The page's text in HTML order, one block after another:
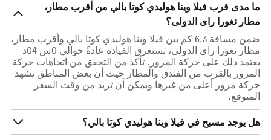
ما مدى قرب فيلا وينا هوليدي كوتا بالي من أقرب مطار،
مطار نغورا راى الدولى؟
ضمن مسافة 6.3 كم بين فيلا وينا هوليدي كوتا بالي وأقرب مطار،
مطار نغورا راى الدولى، تستغرق القيادة عادةً حوالي 0س 04د
يعتمد ذلك على حركة المرور. تأكد من التحقق من اتجاهات حركة
المرور بالقرب من الفندق والمطار حيث أن بعض المناطق تشهد
حركة مرور أعلى من غيرها ويمكن أن تزيد من وقت السفر
المتوقع.
هل يوجد مسبح في فيلا وينا هوليدي كوتا بالي؟